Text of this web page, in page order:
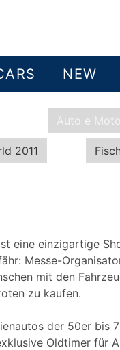
NEW
Auto e
2011
eine einzigartige
Messe-
mit den
zu kaufen.
der 50er bis
Oldtimer für